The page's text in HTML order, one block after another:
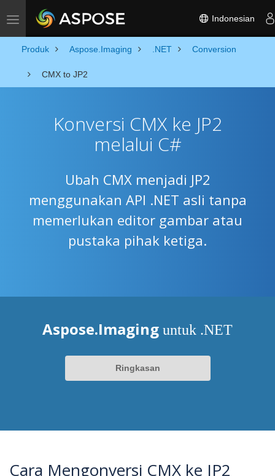
Toggle navigation Indonesian
Produk Aspose.Imaging .NET Conversion
CMX to JP2
Konversi CMX ke JP2
melalui C#
Ubah CMX menjadi JP2
menggunakan API .NET asli tanpa
memerlukan editor gambar atau
pustaka pihak ketiga.
Aspose.Imaging untuk .NET
Ringkasan
Cara Mengonversi CMX ke JP2